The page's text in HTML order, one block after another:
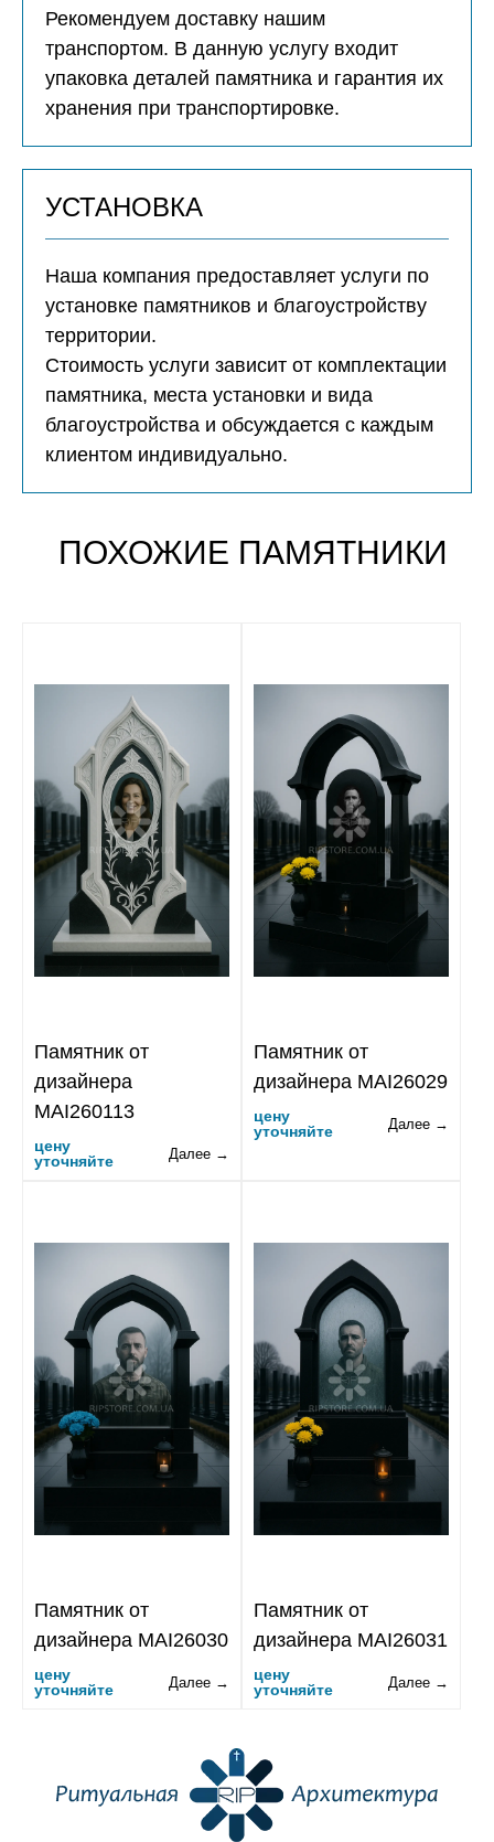
Рекомендуем доставку нашим
транспортом. В данную услугу входит
упаковка деталей памятника и гарантия их
хранения при транспортировке.
УСТАНОВКА
Наша компания предоставляет услуги по
установке памятников и благоустройству
территории.
Стоимость услуги зависит от комплектации
памятника, места установки и вида
благоустройства и обсуждается с каждым
клиентом индивидуально.
ПОХОЖИЕ ПАМЯТНИКИ
Памятник от
дизайнера
MAI260113
цену
уточняйте
Далее →
Памятник от
дизайнера MAI26029
цену
уточняйте
Далее →
Памятник от
дизайнера MAI26030
цену
уточняйте
Далее →
Памятник от
дизайнера MAI26031
цену
уточняйте
Далее →